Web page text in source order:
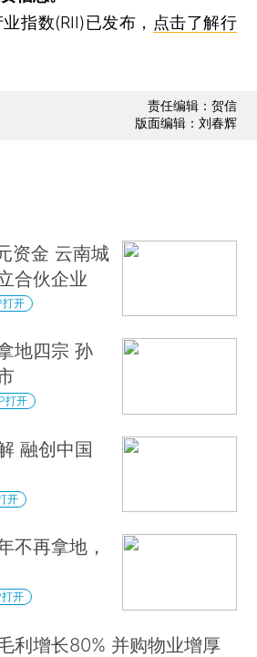
数(RII)已发布， 点击了解行
责任编辑：贺信
版面编辑：刘春辉
资金 云南城
合伙企业
打开
地四宗 孙
打开
融创中国
开
不再拿地，
开
利增长80% 并购物业增厚